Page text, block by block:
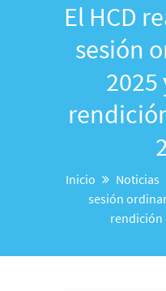
El HCD
sesión
2025
Inicio Noticias
sesión
rendición